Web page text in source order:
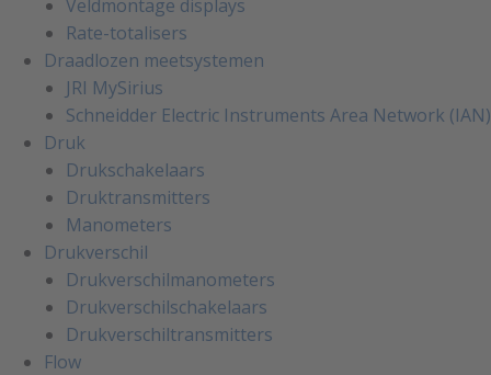
Veldmontage displays
Rate-totalisers
Draadlozen meetsystemen
JRI MySirius
Schneidder Electric Instruments Area Network (IAN)
Druk
Drukschakelaars
Druktransmitters
Manometers
Drukverschil
Drukverschilmanometers
Drukverschilschakelaars
Drukverschiltransmitters
Flow